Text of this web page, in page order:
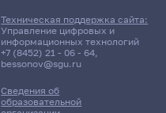
Сведения об
образовательной
Техническая поддержка сайта:
Управление цифровых и
информационных технологий
+7 (8452) 21 - 06 - 64,
bessonov@sgu.ru